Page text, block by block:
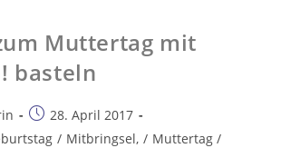
Muttertag mit
basteln
28. April 2017
/ Mitbringsel, / Muttertag /